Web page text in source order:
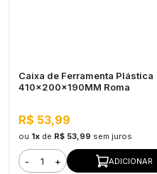
Caixa de Ferramenta Plástica
410x200x190MM Roma
R$ 53,99
ou 1xde R$ 53,99 sem juros
- + ADICIONAR